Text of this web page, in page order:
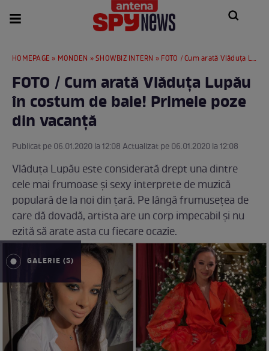
HOMEPAGE » MONDEN »SHOWBIZ INTERN » FOTO / Cum arată Vlăduţa Lupău în costum de baie! Primele poze din vacanţă
FOTO / Cum arată Vlăduţa Lupău
în costum de baie! Primele poze
din vacanţă
Publicat pe 06.01.2020 la 12:08 Actualizat pe 06.01.2020 la 12:08
Vlăduţa Lupău este considerată drept una dintre
cele mai frumoase şi sexy interprete de muzică
populară de la noi din ţară. Pe lângă frumuseţea de
care dă dovadă, artista are un corp impecabil şi nu
ezită să arate asta cu fiecare ocazie.
GALERIE (5)